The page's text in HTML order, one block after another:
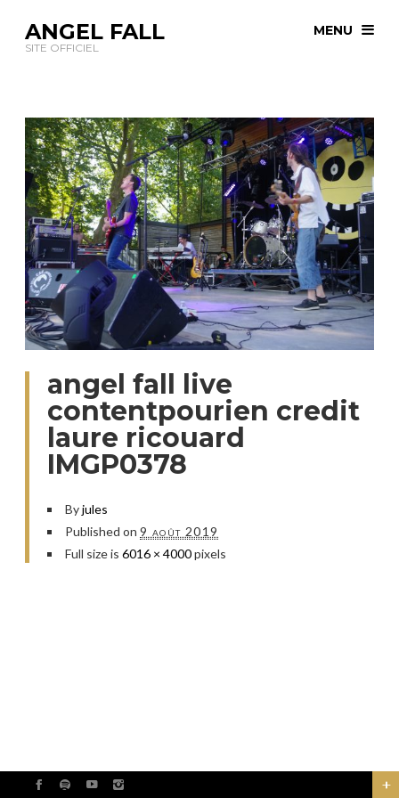
ANGEL FALL
SITE OFFICIEL
MENU
angel fall live
contentpourien credit
laure ricouard
IMGP0378
Byjules
Published on 9 août 2019
Full size is 6016 × 4000pixels